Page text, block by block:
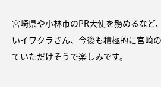
宮崎県や小林市のPR大使を務めるなど
いイワクラさん、今後も積極的に宮崎
ていただけそうで楽しみです。